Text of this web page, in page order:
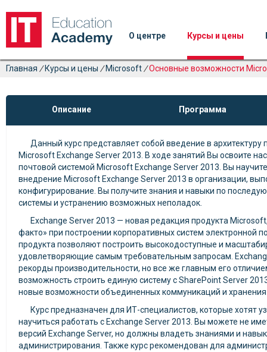
О центре Курсы и цены
Главная / Курсы и цены / Microsoft /Основные возможности
Описание Программа
Данный курс представляет собой введение в
Microsoft Exchange Server 2013. В ходе занятий Вы освоите
почтовой системой Microsoft Exchange Server 2013. Вы
внедрение Microsoft Exchange Server 2013 в организации,
конфигурирование. Вы получите знания и навыки по
системы и устранению возможных неполадок.
Exchange Server 2013 — новая редакция продукта
факто» при построении корпоративных систем электронной
продукта позволяют построить высокодоступные и
удовлетворяющие самым требовательным запросам.
рекорды производительности, но все же главным его
возможность строить единую систему с SharePoint Server
новые возможности объединенных коммуникаций и хранения
Курс предназначен для ИТ-специалистов, которые хотят
научиться работать с Exchange Server 2013. Вы можете не
версий Exchange Server, но должны владеть знаниями и
администрирования. Также курс рекомендован для